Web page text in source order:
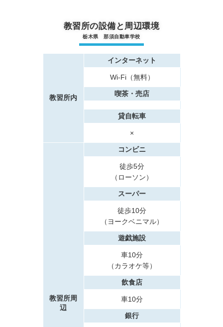
教習所の設備と周辺環境
栃木県 那須自動車学校
教習所内
インターネット
Wi-Fi（無料）
喫茶・売店
貸自転車
×
教習所周
辺
コンビニ
徒歩5分
（ローソン）
スーパー
徒歩10分
（ヨークベニマル）
遊戯施設
車10分
（カラオケ等）
飲食店
車10分
銀行